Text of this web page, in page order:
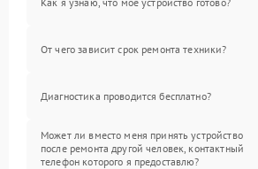
От чего зависит срок ремонта техники?
Диагностика проводится бесплатно?
Может ли вместо меня принять устройство
после ремонта другой человек, контактный
телефон которого я предоставлю?